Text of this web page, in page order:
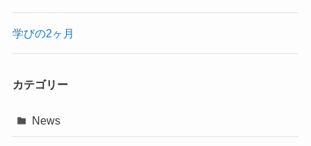
学びの2ヶ月
カテゴリー
News